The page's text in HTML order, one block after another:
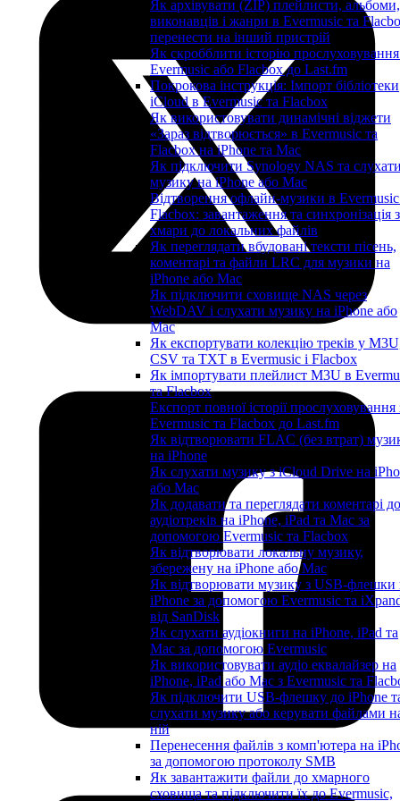
Як архівувати (ZIP) плейлисти, альбоми,
виконавців і жанри в Evermusic та
перенести на інший пристрій
Як скробблити історію
Evermusic або Flacbox до Last.fm
Покрокова інструкція: Імпорт бібліотеки
iCloud в Evermusic та Flacbox
Як використовувати динамічні віджети
«Зараз відтворюється» в Evermusic та
Flacbox на iPhone та Mac
Як підключити Synology NAS та
музику на iPhone або Mac
Відтворення офлайн-музики в Evermusic
Flacbox: завантаження та синхронізація з
хмари до локальних файлів
Як переглядати вбудовані тексти пісень,
коментарі та файли LRC для музики на
iPhone або Mac
Як підключити сховище NAS через
WebDAV і слухати музику на iPhone або
Mac
Як експортувати колекцію треків у
CSV та TXT в Evermusic і Flacbox
Як імпортувати плейлист M3U в
та Flacbox
Експорт повної історії прослуховування
Evermusic та Flacbox до Last.fm
Як відтворювати FLAC (без втрат)
на iPhone
Як слухати музику з iCloud Drive на
або Mac
Як додавати та переглядати коментарі до
аудіотреків на iPhone, iPad та Mac за
допомогою Evermusic та Flacbox
Як відтворювати локальну музику,
збережену на iPhone або Mac
Як відтворювати музику з USB-флешки
iPhone за допомогою Evermusic та
від SanDisk
Як слухати аудіокниги на iPhone, iPad та
Mac за допомогою Evermusic
Як використовувати аудіо еквалайзер на
iPhone, iPad або Mac з Evermusic та
Як підключити USB-флешку до iPhone
слухати музику або керувати файлами
ній
Перенесення файлів з комп'ютера на
за допомогою протоколу SMB
Як завантажити файли до хмарного
сховища та підключити їх до Evermusic,